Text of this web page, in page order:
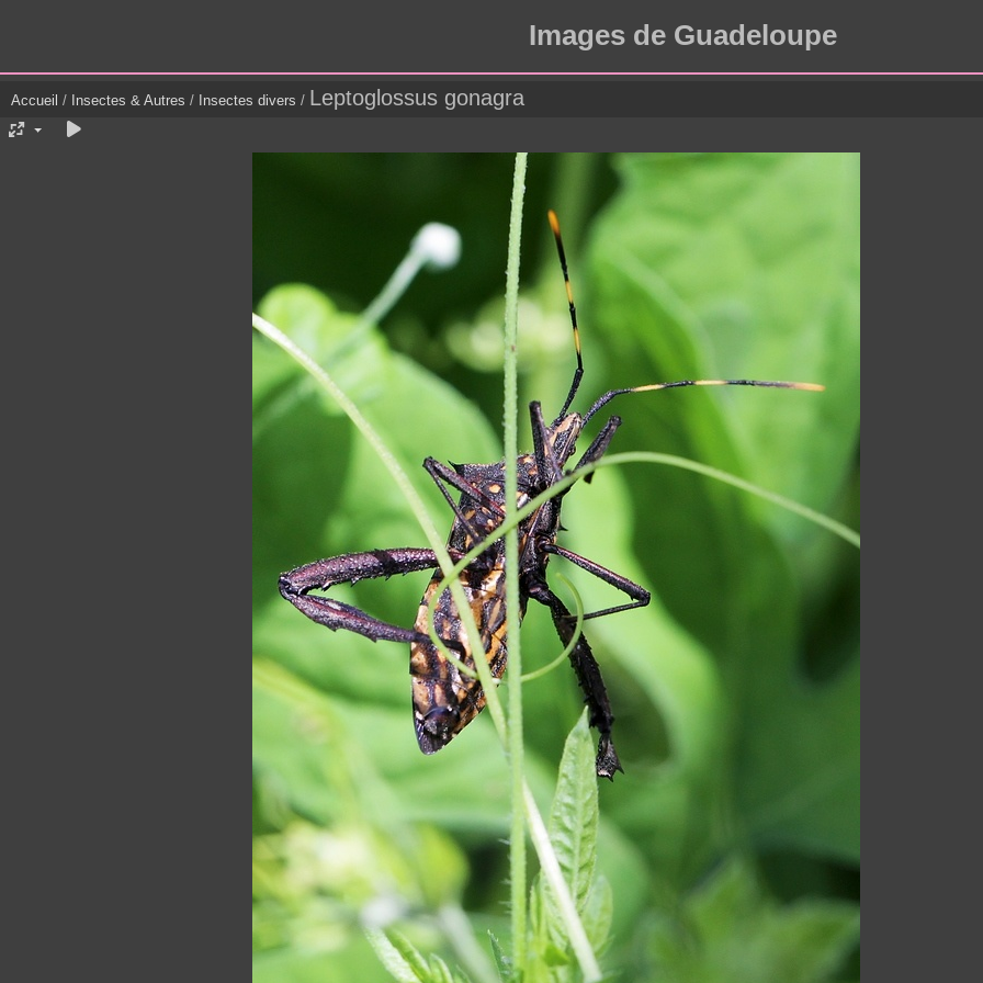
Images de Guadeloupe
Accueil / Insectes & Autres / Insectes divers / Leptoglossus gonagra